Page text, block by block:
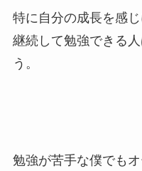
特に自分の成長を感
継続して勉強できる
う。
勉強が苦手な僕でも